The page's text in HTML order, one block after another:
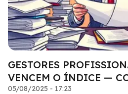
GESTORES
VENCEM O ÍNDICE —
05/08/2025 - 17:23